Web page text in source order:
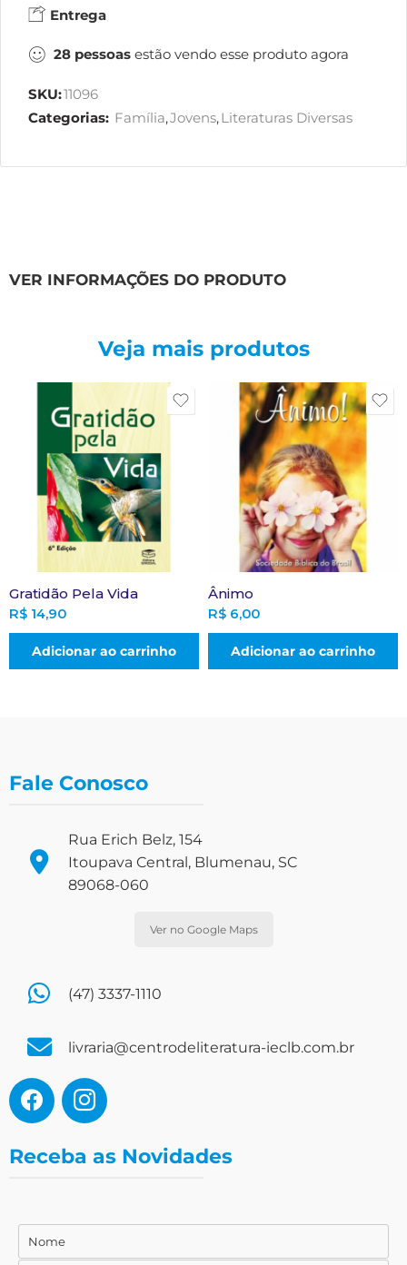
Entrega
28 pessoas estão vendo esse produto agora
SKU:11096
Categorias: Família,Jovens,Literaturas Diversas
VER INFORMAÇÕES DO PRODUTO
Veja mais produtos
Gratidão Pela Vida
R$ 14,90
Adicionar ao carrinho
Ânimo
R$ 6,00
Adicionar ao carrinho
Fale Conosco
Rua Erich Belz, 154
Itoupava Central, Blumenau, SC
89068-060
Ver no Google Maps
(47) 3337-1110
livraria@centrodeliteratura-ieclb.com.br
Receba as Novidades
Nome
Nome